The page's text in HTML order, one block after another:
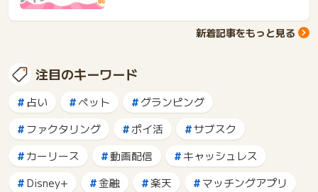
新着記事をもっと見る
注目のキーワード
占い ペット
グランピング
ファクタリング
ポイ活
サブスク
カーリース
動画配信
キャッシュレス
Disney+
金融 楽天
マッチングアプリ